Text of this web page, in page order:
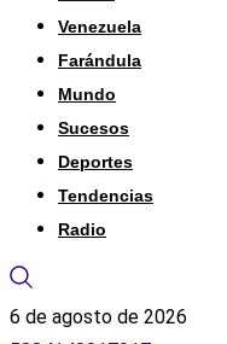
Venezuela
Farándula
Mundo
Sucesos
Deportes
Tendencias
Radio
6 de agosto de 2026